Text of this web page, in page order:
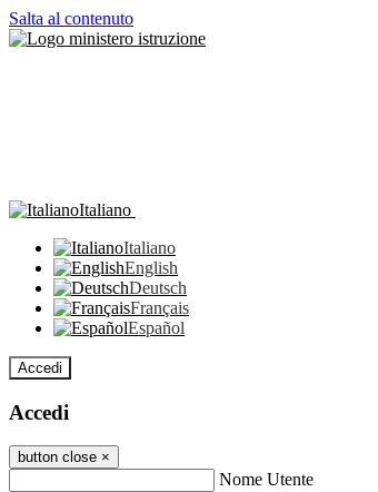
Salta al contenuto
Italiano
Italiano
English
Deutsch
Français
Español
Accedi
Accedi
button close ×
Nome Utente